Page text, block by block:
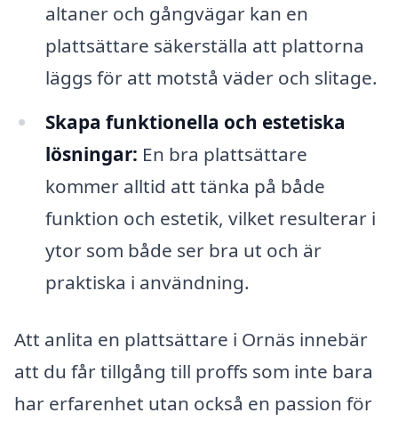
altaner och gångvägar kan en
plattsättare säkerställa att plattorna
läggs för att motstå väder och slitage.
Skapa funktionella och estetiska
lösningar: En bra plattsättare
kommer alltid att tänka på både
funktion och estetik, vilket resulterar i
ytor som både ser bra ut och är
praktiska i användning.
Att anlita en plattsättare i Ornäs innebär
att du får tillgång till proffs som inte bara
har erfarenhet utan också en passion för